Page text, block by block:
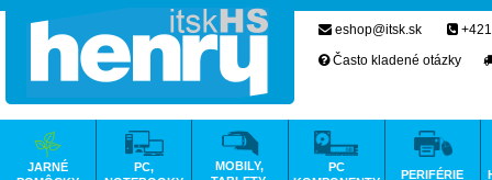
eshop@itsk.sk
Často kladené otázky
JARNÉ
PC,
MOBILY,
PC
PERIFÉRIE